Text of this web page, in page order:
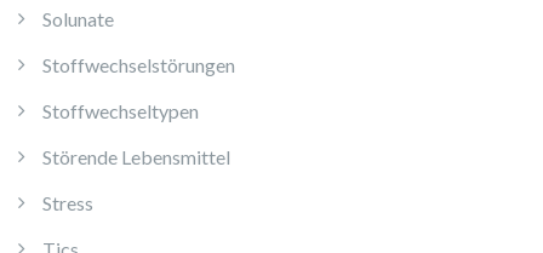
Solunate
Stoffwechselstörungen
Stoffwechseltypen
Störende Lebensmittel
Stress
Tics